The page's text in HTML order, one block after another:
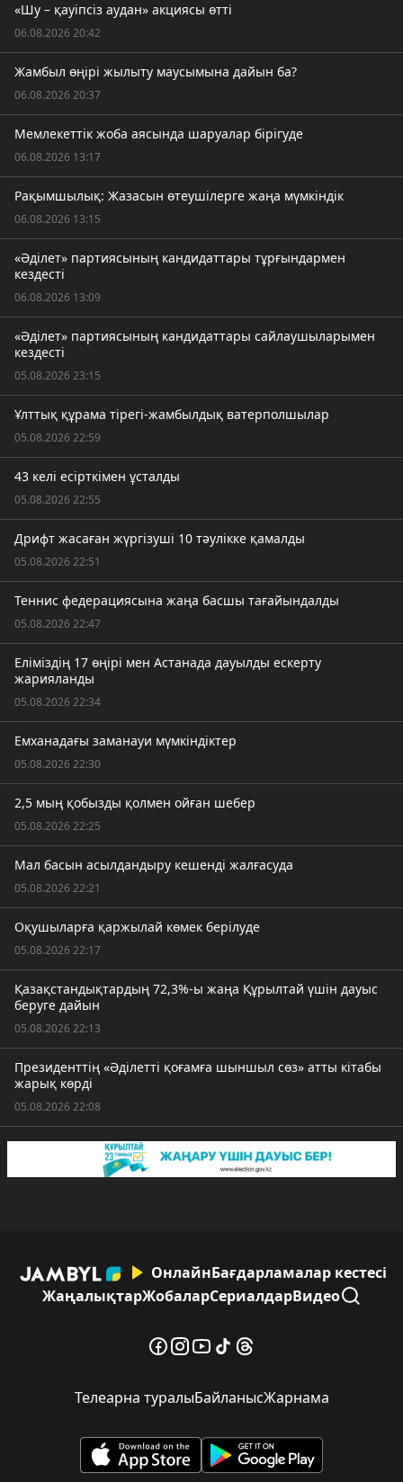
«Шу – қауіпсіз аудан» акциясы өтті
06.08.2026 20:42
Жамбыл өңірі жылыту маусымына дайын ба?
06.08.2026 20:37
Мемлекеттік жоба аясында шаруалар бірігуде
06.08.2026 13:17
Рақымшылық: Жазасын өтеушілерге жаңа мүмкіндік
06.08.2026 13:15
«Әділет» партиясының кандидаттары тұрғындармен
кездесті
06.08.2026 13:09
«Әділет» партиясының кандидаттары сайлаушыларымен
кездесті
05.08.2026 23:15
Ұлттық құрама тірегі-жамбылдық ватерполшылар
05.08.2026 22:59
43 келі есірткімен ұсталды
05.08.2026 22:55
Дрифт жасаған жүргізуші 10 тәулікке қамалды
05.08.2026 22:51
Теннис федерациясына жаңа басшы тағайындалды
05.08.2026 22:47
Еліміздің 17 өңірі мен Астанада дауылды ескерту
жарияланды
05.08.2026 22:34
Емханадағы заманауи мүмкіндіктер
05.08.2026 22:30
2,5 мың қобызды қолмен ойған шебер
05.08.2026 22:25
Мал басын асылдандыру кешенді жалғасуда
05.08.2026 22:21
Оқушыларға қаржылай көмек берілуде
05.08.2026 22:17
Қазақстандықтардың 72,3%-ы жаңа Құрылтай үшін дауыс
беруге дайын
05.08.2026 22:13
Президенттің «Әділетті қоғамға шыншыл сөз» атты кітабы
жарық көрді
05.08.2026 22:08
ОнлайнБағдарламалар кестесі
ЖаңалықтарЖобаларСериалдарВидео
Телеарна туралыБайланысЖарнама